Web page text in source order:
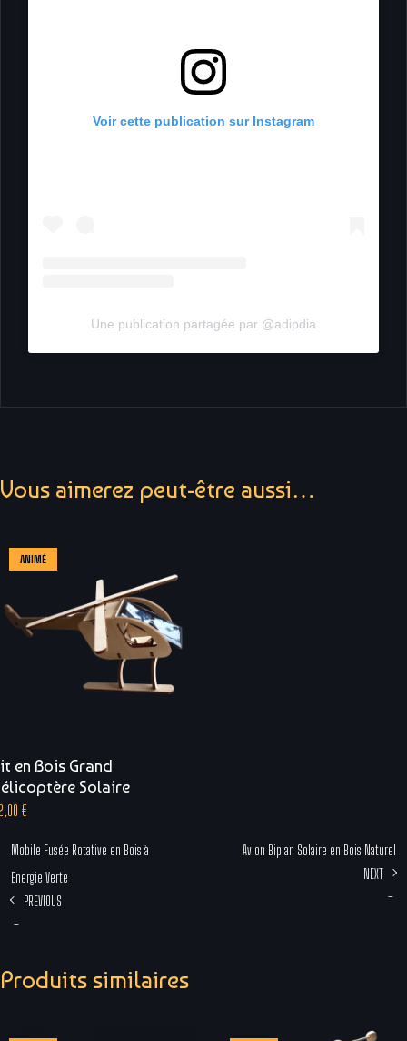
Voir cette publication sur Instagram
Une publication partagée par @adipdia
Vous aimerez peut-être aussi…
ANIMÉ
en Bois Grand
Solaire
€
Mobile Fusée Rotative en Bois à
Energie Verte
PREVIOUS
–
de
Avion Biplan Solaire en Bois Naturel
NEXT
–
Produits similaires